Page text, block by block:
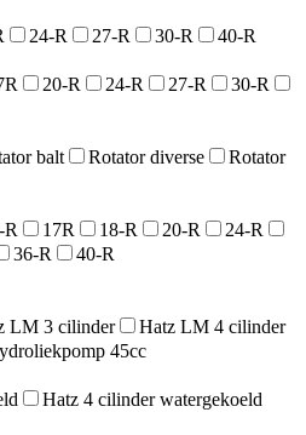
24-R 27-R 30-R
40-R
20-R 24-R 27-R
30-R
balt Rotator diverse
Rotator
R 17R 18-R 20-R
24-R
36-R
40-R
LM 3 cilinder
Hatz LM 4 cilinder
45cc
Hatz 4 cilinder watergekoeld